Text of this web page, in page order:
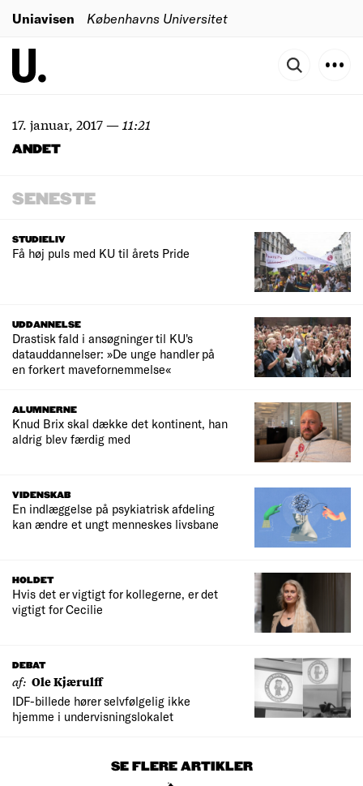
Uniavisen Københavns Universitet
17. januar, 2017— 11:21
ANDET
SENESTE
STUDIELIV
Få høj puls med KU til årets Pride
UDDANNELSE
Drastisk fald i ansøgninger til KU's
datauddannelser: »De unge handler på
en forkert mavefornemmelse«
ALUMNERNE
Knud Brix skal dække det kontinent, han
aldrig blev færdig med
VIDENSKAB
En indlæggelse på psykiatrisk afdeling
kan ændre et ungt menneskes livsbane
HOLDET
Hvis det er vigtigt for kollegerne, er det
vigtigt for Cecilie
DEBAT
af: Ole Kjærulff
IDF-billede hører selvfølgelig ikke
hjemme i undervisningslokalet
SE FLERE ARTIKLER